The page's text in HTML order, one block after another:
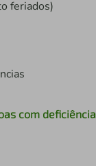
feriados)
com deficiência